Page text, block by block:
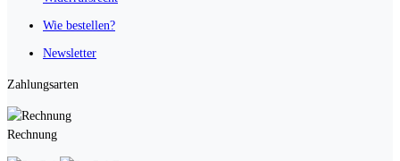
Wie bestellen?
Newsletter
Zahlungsarten
Rechnung